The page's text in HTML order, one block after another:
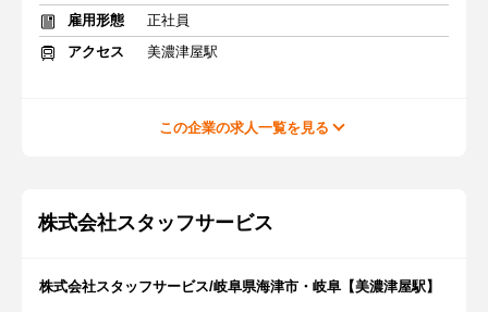
雇用形態
正社員
アクセス
美濃津屋駅
この企業の求人一覧を見る
株式会社スタッフサービス
株式会社スタッフサービス/岐阜県海津市・岐阜【美濃津屋駅】